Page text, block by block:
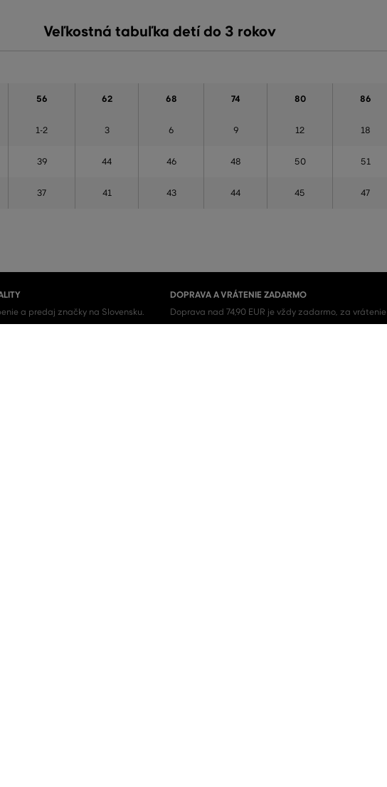
Veľkostná tabuľka detí do 3 rokov
56 62 68 74 80 86
1-2 3 6 9 12 18
39 44 46 48 50 51
37 41 43 44 45 47
a predaj značky na Slovensku.
DOPRAVA A VRÁTENIE ZADARMO
Doprava nad 74,90 EUR je vždy zadarmo, za vrátenie